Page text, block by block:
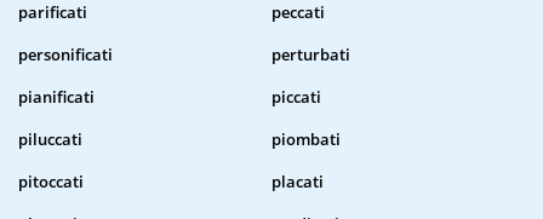
parificati
peccati
personificati
perturbati
pianificati
piccati
piluccati
piombati
pitoccati
placati